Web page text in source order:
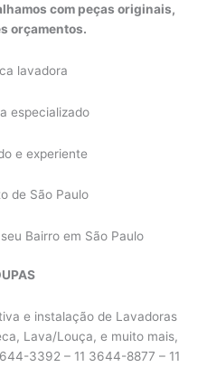
com peças originais,
orçamentos.
lavadora
especializado
e experiente
de São Paulo
Bairro em São Paulo
e instalação de Lavadoras
Lava/Louça, e muito mais,
3392 – 11 3644-8877 – 11